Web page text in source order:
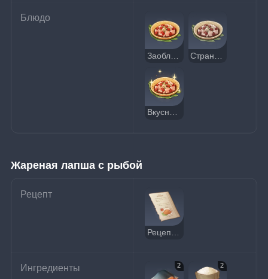
Блюдо
Заоблачный гоба
Вкусный заоблачный гоба
Жареная лапша с рыбой
Рецепт
Ингредиенты 2 2